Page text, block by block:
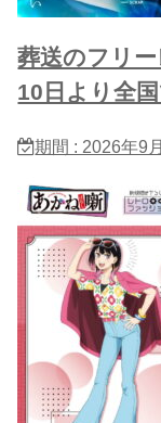
葬送のフリ
10日より全
期間 : 2026年9